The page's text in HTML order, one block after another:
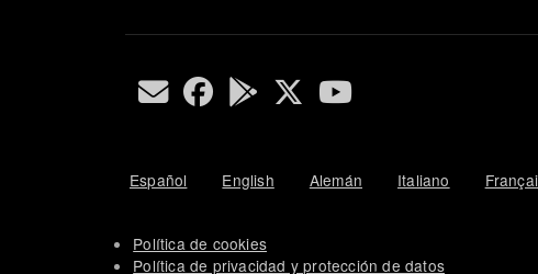
Español English Alemán Italiano
Política de cookies
Política de privacidad y protección de datos